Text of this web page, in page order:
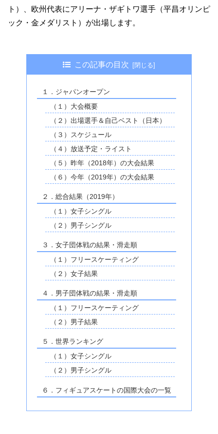
ト）、欧州代表にアリーナ・ザギトワ選手（平昌オリンピ
ック・金メダリスト）が出場します。
この記事の目次
１．ジャパンオープン
（１）大会概要
（２）出場選手＆自己ベスト（日本）
（３）スケジュール
（４）放送予定・ライスト
（５）昨年（2018年）の大会結果
（６）今年（2019年）の大会結果
２．総合結果（2019年）
（１）女子シングル
（２）男子シングル
３．女子団体戦の結果・滑走順
（１）フリースケーティング
（２）女子結果
４．男子団体戦の結果・滑走順
（１）フリースケーティング
（２）男子結果
５．世界ランキング
（１）女子シングル
（２）男子シングル
６．フィギュアスケートの国際大会の一覧